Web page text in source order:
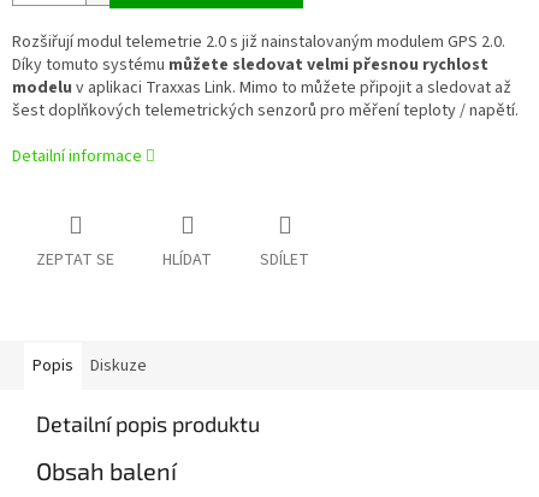
Rozšiřují modul telemetrie 2.0 s již nainstalovaným modulem GPS 2.0.
Díky tomuto systému můžete sledovat velmi přesnou rychlost
modelu v aplikaci Traxxas Link. Mimo to můžete připojit a sledovat až
šest doplňkových telemetrických senzorů pro měření teploty / napětí.
Detailní informace
ZEPTAT SE HLÍDAT SDÍLET
Popis Diskuze
Detailní popis produktu
Obsah balení